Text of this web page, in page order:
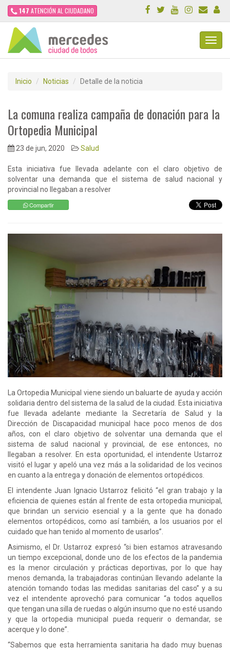
147 ATENCIÓN AL CIUDADANO
Inicio Noticias Detalle de la noticia
La comuna realiza campaña de donación para la
Ortopedia Municipal
23 de jun, 2020 Salud
Esta iniciativa fue llevada adelante con el claro objetivo de
solventar una demanda que el sistema de salud nacional y
provincial no llegaban a resolver
Compartir
La Ortopedia Municipal viene siendo un baluarte de ayuda y acción
solidaria dentro del sistema de la salud de la ciudad. Esta iniciativa
fue llevada adelante mediante la Secretaría de Salud y la
Dirección de Discapacidad municipal hace poco menos de dos
años, con el claro objetivo de solventar una demanda que el
sistema de salud nacional y provincial, de ese entonces, no
llegaban a resolver. En esta oportunidad, el intendente Ustarroz
visitó el lugar y apeló una vez más a la solidaridad de los vecinos
en cuanto a la entrega y donación de elementos ortopédicos.
El intendente Juan Ignacio Ustarroz felicitó “el gran trabajo y la
eficiencia de quienes están al frente de esta ortopedia municipal,
que brindan un servicio esencial y a la gente que ha donado
elementos ortopédicos, como así también, a los usuarios por el
cuidado que han tenido al momento de usarlos”.
Asimismo, el Dr. Ustarroz expresó “si bien estamos atravesando
un tiempo excepcional, donde uno de los efectos de la pandemia
es la menor circulación y prácticas deportivas, por lo que hay
menos demanda, la trabajadoras continúan llevando adelante la
atención tomando todas las medidas sanitarias del caso” y a su
vez el intendente aprovechó para comunicar “a todos aquellos
que tengan una silla de ruedas o algún insumo que no esté usando
y que la ortopedia municipal pueda requerir o demandar, se
acerque y lo done”.
“Sabemos que esta herramienta sanitaria ha dado muy buenas